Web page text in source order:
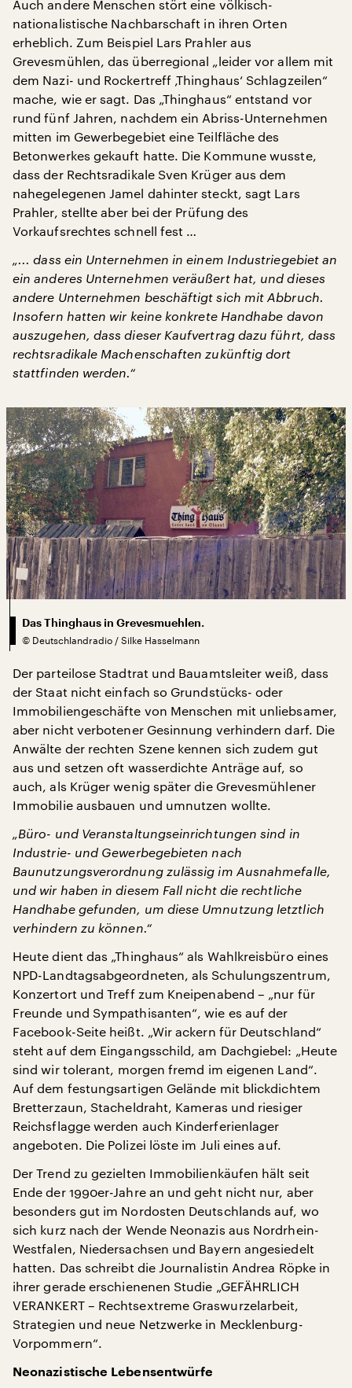
Auch andere Menschen stört eine völkisch-
nationalistische Nachbarschaft in ihren Orten
erheblich. Zum Beispiel Lars Prahler aus
Grevesmühlen, das überregional „leider vor allem mit
dem Nazi- und Rockertreff ‚Thinghaus‘ Schlagzeilen“
mache, wie er sagt. Das „Thinghaus“ entstand vor
rund fünf Jahren, nachdem ein Abriss-Unternehmen
mitten im Gewerbegebiet eine Teilfläche des
Betonwerkes gekauft hatte. Die Kommune wusste,
dass der Rechtsradikale Sven Krüger aus dem
nahegelegenen Jamel dahinter steckt, sagt Lars
Prahler, stellte aber bei der Prüfung des
Vorkaufsrechtes schnell fest …
„... dass ein Unternehmen in einem Industriegebiet an
ein anderes Unternehmen veräußert hat, und dieses
andere Unternehmen beschäftigt sich mit Abbruch.
Insofern hatten wir keine konkrete Handhabe davon
auszugehen, dass dieser Kaufvertrag dazu führt, dass
rechtsradikale Machenschaften zukünftig dort
stattfinden werden.“
Das Thinghaus in Grevesmuehlen.
© Deutschlandradio / Silke Hasselmann
Der parteilose Stadtrat und Bauamtsleiter weiß, dass
der Staat nicht einfach so Grundstücks- oder
Immobiliengeschäfte von Menschen mit unliebsamer,
aber nicht verbotener Gesinnung verhindern darf. Die
Anwälte der rechten Szene kennen sich zudem gut
aus und setzen oft wasserdichte Anträge auf, so
auch, als Krüger wenig später die Grevesmühlener
Immobilie ausbauen und umnutzen wollte.
„Büro- und Veranstaltungseinrichtungen sind in
Industrie- und Gewerbegebieten nach
Baunutzungsverordnung zulässig im Ausnahmefalle,
und wir haben in diesem Fall nicht die rechtliche
Handhabe gefunden, um diese Umnutzung letztlich
verhindern zu können.“
Heute dient das „Thinghaus“ als Wahlkreisbüro eines
NPD-Landtagsabgeordneten, als Schulungszentrum,
Konzertort und Treff zum Kneipenabend – „nur für
Freunde und Sympathisanten“, wie es auf der
Facebook-Seite heißt. „Wir ackern für Deutschland“
steht auf dem Eingangsschild, am Dachgiebel: „Heute
sind wir tolerant, morgen fremd im eigenen Land“.
Auf dem festungsartigen Gelände mit blickdichtem
Bretterzaun, Stacheldraht, Kameras und riesiger
Reichsflagge werden auch Kinderferienlager
angeboten. Die Polizei löste im Juli eines auf.
Der Trend zu gezielten Immobilienkäufen hält seit
Ende der 1990er-Jahre an und geht nicht nur, aber
besonders gut im Nordosten Deutschlands auf, wo
sich kurz nach der Wende Neonazis aus Nordrhein-
Westfalen, Niedersachsen und Bayern angesiedelt
hatten. Das schreibt die Journalistin Andrea Röpke in
ihrer gerade erschienenen Studie „GEFÄHRLICH
VERANKERT – Rechtsextreme Graswurzelarbeit,
Strategien und neue Netzwerke in Mecklenburg-
Vorpommern“.
Neonazistische Lebensentwürfe